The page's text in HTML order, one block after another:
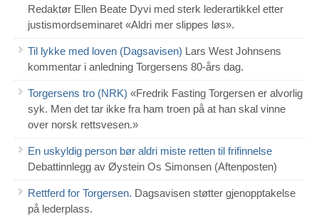
Redaktør Ellen Beate Dyvi med sterk lederartikkel etter
justismordseminaret «Aldri mer slippes løs».
Til lykke med loven (Dagsavisen) Lars West Johnsens
kommentar i anledning Torgersens 80-års dag.
Torgersens tro (NRK) «Fredrik Fasting Torgersen er alvorlig
syk. Men det tar ikke fra ham troen på at han skal vinne
over norsk rettsvesen.»
En uskyldig person bør aldri miste retten til frifinnelse
Debattinnlegg av Øystein Os Simonsen (Aftenposten)
Rettferd for Torgersen. Dagsavisen støtter gjenopptakelse
på lederplass.